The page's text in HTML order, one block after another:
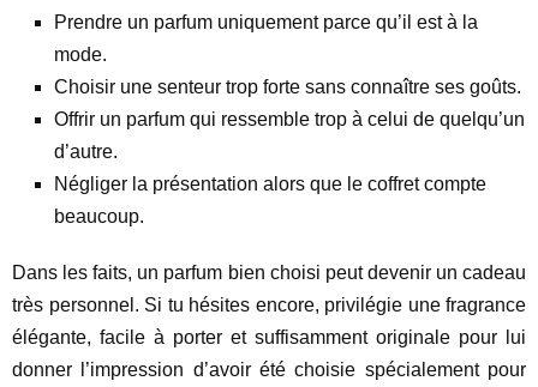
Prendre un parfum uniquement parce qu’il est à la
mode.
Choisir une senteur trop forte sans connaître ses goûts.
Offrir un parfum qui ressemble trop à celui de quelqu’un
d’autre.
Négliger la présentation alors que le coffret compte
beaucoup.
Dans les faits, un parfum bien choisi peut devenir un cadeau
très personnel. Si tu hésites encore, privilégie une fragrance
élégante, facile à porter et suffisamment originale pour lui
donner l’impression d’avoir été choisie spécialement pour